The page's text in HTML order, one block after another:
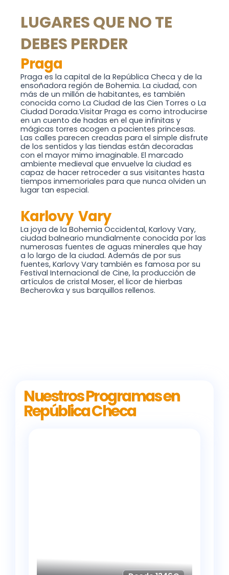
LUGARES QUE NO TE
DEBES PERDER
Praga
Praga es la capital de la República Checa y de la
ensoñadora región de Bohemia. La ciudad, con
más de un millón de habitantes, es también
conocida como La Ciudad de las Cien Torres o La
Ciudad Dorada.Visitar Praga es como introducirse
en un cuento de hadas en el que infinitas y
mágicas torres acogen a pacientes princesas.
Las calles parecen creadas para el simple disfrute
de los sentidos y las tiendas están decoradas
con el mayor mimo imaginable. El marcado
ambiente medieval que envuelve la ciudad es
capaz de hacer retroceder a sus visitantes hasta
tiempos inmemoriales para que nunca olviden un
lugar tan especial.
Karlovy Vary
La joya de la Bohemia Occidental, Karlovy Vary,
ciudad balneario mundialmente conocida por las
numerosas fuentes de aguas minerales que hay
a lo largo de la ciudad. Además de por sus
fuentes, Karlovy Vary también es famosa por su
Festival Internacional de Cine, la producción de
artículos de cristal Moser, el licor de hierbas
Becherovka y sus barquillos rellenos.
Nuestros Programas en
República Checa